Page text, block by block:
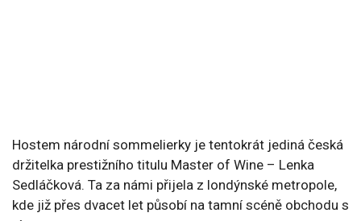
Hostem národní sommelierky je tentokrát jediná česká
držitelka prestižního titulu Master of Wine – Lenka
Sedláčková. Ta za námi přijela z londýnské metropole,
kde již přes dvacet let působí na tamní scéně obchodu s